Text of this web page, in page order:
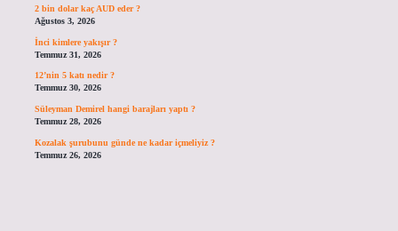
2 bin dolar kaç AUD eder ?
Ağustos 3, 2026
İnci kimlere yakışır ?
Temmuz 31, 2026
12’nin 5 katı nedir ?
Temmuz 30, 2026
Süleyman Demirel hangi barajları yaptı ?
Temmuz 28, 2026
Kozalak şurubunu günde ne kadar içmeliyiz ?
Temmuz 26, 2026